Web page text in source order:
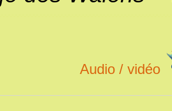
Audio / vidéo